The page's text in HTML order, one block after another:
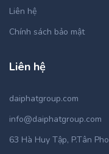
Liên hệ
Chính sách bảo mật
Liên hệ
daiphatgroup.com
info@daiphatgroup.com
63 Hà Huy Tập, P.Tân